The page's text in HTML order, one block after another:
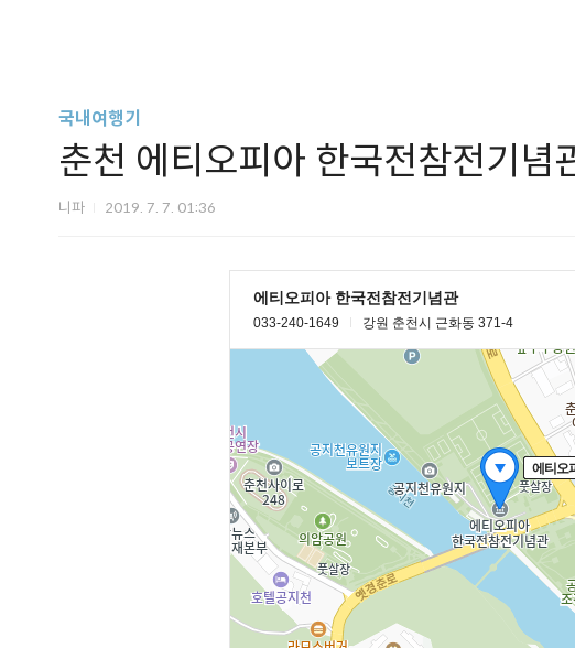
국내여행기
춘천 에티오피아 한국전참전기념
니파 2019. 7. 7. 01:36